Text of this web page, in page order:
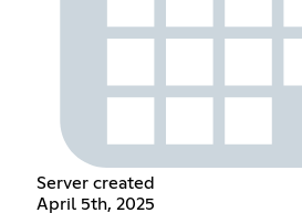
Server created
April 5th, 2025